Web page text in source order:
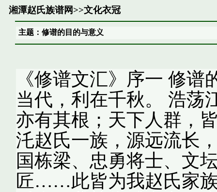
湘潭赵氏族谱网>>文化衣冠
主题：修谱的目的与意义
《修谱文汇》序一 修
当代，利在千秋。 浩荡
亦有其根；天下人群，
汑赵氏一族，源远流长
国栋梁、忠勇将士、文
匠……此皆为我赵氏家